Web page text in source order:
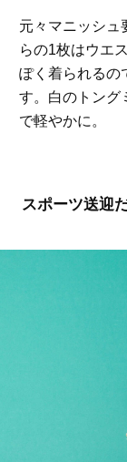
元々マニッシュ
らの1枚はウエ
ぽく着られるの
す。白のトング
で軽やかに。
スポーツ送迎